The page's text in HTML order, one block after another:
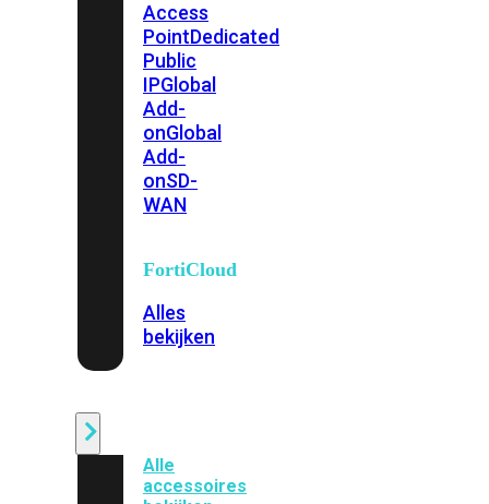
Access
PointDedicated
Public
IPGlobal
Add-
onGlobal
Add-
onSD-
WAN
FortiCloud
Alles
bekijken
Alle
accessoires